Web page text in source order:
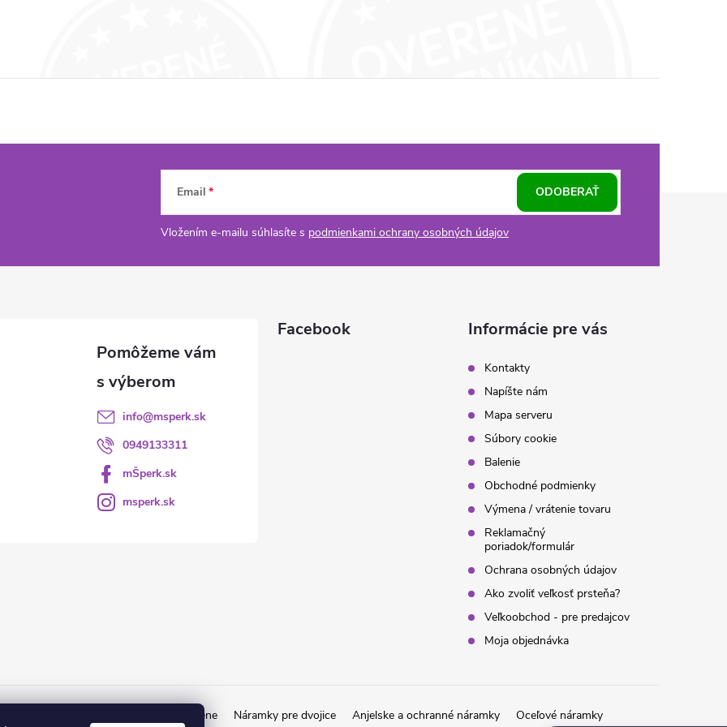
Email
Vložením e-mailu súhlasíte s podmienkami ochrany osobných údajov
ODOBERAŤ
info@msperk.sk
0949133311
mŠperk.sk
msperk.sk
Facebook Informácie pre vás
Kontakty
Napíšte nám
Mapa serveru
Súbory cookie
Balenie
Obchodné podmienky
Výmena / vrátenie tovaru
Reklamačný
poriadok/formulár
Ochrana osobných údajov
Ako zvoliť veľkosť prsteňa?
Veľkoobchod - pre predajcov
Moja objednávka
Obrúčky a prstene Náramky pre dvojice Anjelske a ochranné náramky Oceľové náramky